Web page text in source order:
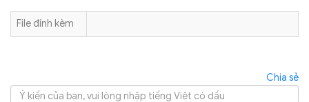
File đính kèm
Chia sẻ